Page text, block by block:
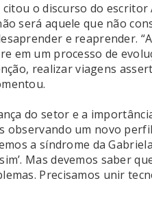
o discurso do
será aquele que não
e reaprender.
em um processo de
realizar viagens
do setor e a
observando um novo
a síndrome da
Mas devemos saber
Precisamos unir